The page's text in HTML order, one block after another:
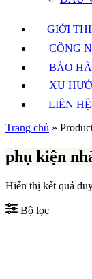
GIỚI
CÔNG
BẢO
XU
LIÊN HỆ
Trang chủ »
phụ kiện
Hiển thị kết quả
Bộ lọc